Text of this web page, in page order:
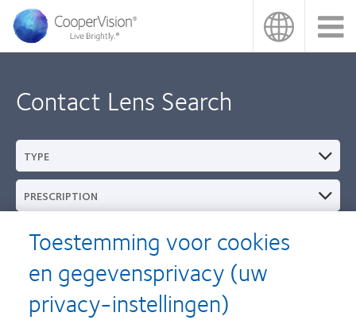
Overslaan
naar
de
Contact Lens Search
TYPE
PRESCRIPTION
VERVANGINGSSCHEMA
MERK
MATERIAAL
Toestemming voor cookies
en gegevensprivacy (uw
privacy-instellingen)